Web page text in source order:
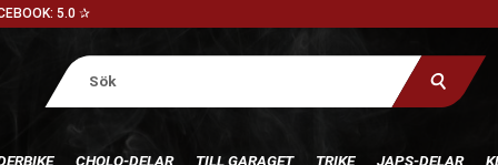
5.0 ✰
CHOLO-DELAR TILL GARAGET TRIKE JAPS-DELAR